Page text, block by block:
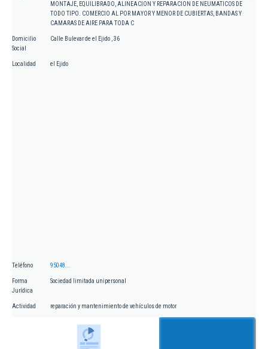
MONTAJE, EQUILIBRADO, ALINEACION Y REPARACION DE NEUMATICOS DE
TODO TIPO. COMERCIO AL POR MAYOR Y MENOR DE CUBIERTAS, BANDAS Y
CAMARAS DE AIRE PARA TODA C
Domicilio
Social
Calle Bulevar de el Ejido , 36
Localidad el Ejido
Teléfono 95048...
Forma
Jurídica
Sociedad limitada unipersonal
Actividad reparación y mantenimiento de vehículos de motor